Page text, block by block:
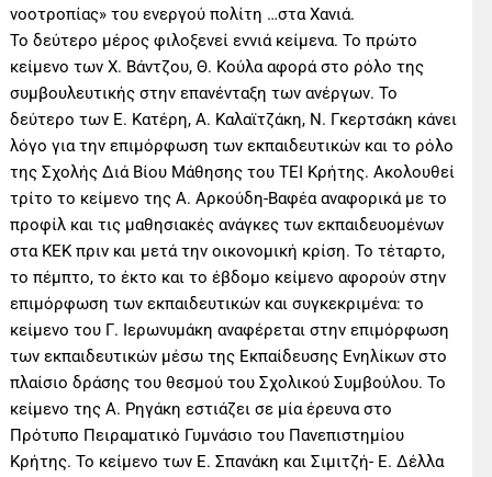
νοοτροπίας» του ενεργού πολίτη …στα Χανιά.
Το δεύτερο μέρος φιλοξενεί εννιά κείμενα. Το πρώτο
κείμενο των Χ. Βάντζου, Θ. Κούλα αφορά στο ρόλο της
συμβουλευτικής στην επανένταξη των ανέργων. Το
δεύτερο των Ε. Κατέρη, Α. Καλαϊτζάκη, Ν. Γκερτσάκη κάνει
λόγο για την επιμόρφωση των εκπαιδευτικών και το ρόλο
της Σχολής Διά Βίου Μάθησης του ΤΕΙ Κρήτης. Ακολουθεί
τρίτο το κείμενο της Α. Αρκούδη-Βαφέα αναφορικά με το
προφίλ και τις μαθησιακές ανάγκες των εκπαιδευομένων
στα ΚΕΚ πριν και μετά την οικονομική κρίση. Το τέταρτο,
το πέμπτο, το έκτο και το έβδομο κείμενο αφορούν στην
επιμόρφωση των εκπαιδευτικών και συγκεκριμένα: το
κείμενο του Γ. Ιερωνυμάκη αναφέρεται στην επιμόρφωση
των εκπαιδευτικών μέσω της Εκπαίδευσης Ενηλίκων στο
πλαίσιο δράσης του θεσμού του Σχολικού Συμβούλου. Το
κείμενο της Α. Ρηγάκη εστιάζει σε μία έρευνα στο
Πρότυπο Πειραματικό Γυμνάσιο του Πανεπιστημίου
Κρήτης. Το κείμενο των Ε. Σπανάκη και Σιμιτζή- Ε. Δέλλα